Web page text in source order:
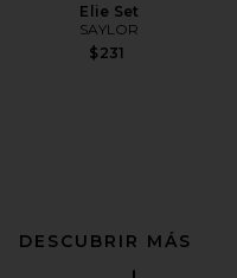
Elie Set
SAYLOR
$231
DESCUBRIR MÁS